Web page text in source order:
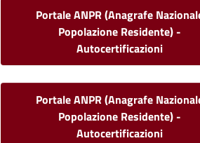
Portale ANPR (Anagrafe
Popolazione Residente) -
Autocertificazioni
Portale ANPR (Anagrafe
Popolazione Residente) -
Autocertificazioni